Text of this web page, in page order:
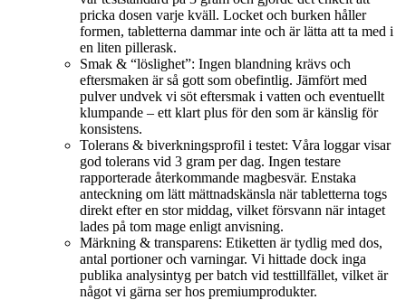
pricka dosen varje kväll. Locket och burken håller
formen, tabletterna dammar inte och är lätta att ta med i
en liten pillerask.
Smak & “löslighet”: Ingen blandning krävs och
eftersmaken är så gott som obefintlig. Jämfört med
pulver undvek vi söt eftersmak i vatten och eventuellt
klumpande – ett klart plus för den som är känslig för
konsistens.
Tolerans & biverkningsprofil i testet: Våra loggar visar
god tolerans vid 3 gram per dag. Ingen testare
rapporterade återkommande magbesvär. Enstaka
anteckning om lätt mättnadskänsla när tabletterna togs
direkt efter en stor middag, vilket försvann när intaget
lades på tom mage enligt anvisning.
Märkning & transparens: Etiketten är tydlig med dos,
antal portioner och varningar. Vi hittade dock inga
publika analysintyg per batch vid testtillfället, vilket är
något vi gärna ser hos premiumprodukter.